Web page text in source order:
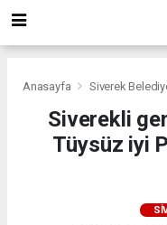
Anasayfa Siverek
Siverekli
Tüysüz iyi